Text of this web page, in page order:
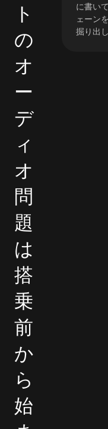
に書い
ェーン
掘り出
ト
の
オ
ー
デ
ィ
オ
問
題
は
搭
乗
前
か
ら
始